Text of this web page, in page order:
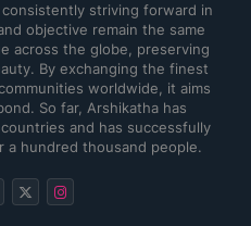
striving forward in
objective remain the same
across the globe, preserving
By exchanging the finest
worldwide, it aims
So far, Arshikatha has
and has successfully
a hundred thousand people.